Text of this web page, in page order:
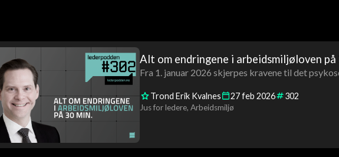
Alt om endringene i arbeidsmiljøloven på
Fra 1. januar 2026 skjerpes kravene til det
Trond Erik Kvalnes 27feb 2026 302
Jus for ledere Arbeidsmiljø